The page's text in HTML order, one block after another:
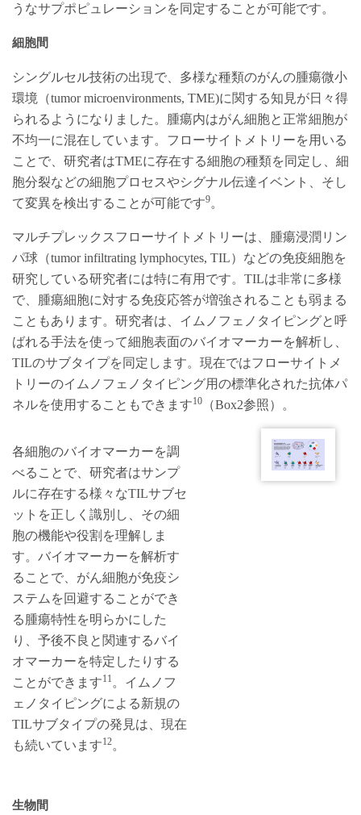
うなサプポピュレーションを同定することが可能です。
細胞間
シングルセル技術の出現で、多様な種類のがんの腫瘍微小
環境（tumor microenvironments, TME)に関する知見が日々得
られるようになりました。腫瘍内はがん細胞と正常細胞が
不均一に混在しています。フローサイトメトリーを用いる
ことで、研究者はTMEに存在する細胞の種類を同定し、細
胞分裂などの細胞プロセスやシグナル伝達イベント、そし
て変異を検出することが可能です9。
マルチプレックスフローサイトメトリーは、腫瘍浸潤リン
パ球（tumor infiltrating lymphocytes, TIL）などの免疫細胞を
研究している研究者には特に有用です。TILは非常に多様
で、腫瘍細胞に対する免疫応答が増強されることも弱まる
こともあります。研究者は、イムノフェノタイピングと呼
ばれる手法を使って細胞表面のバイオマーカーを解析し、
TILのサブタイプを同定します。現在ではフローサイトメ
トリーのイムノフェノタイピング用の標準化された抗体パ
ネルを使用することもできます10 （Box2参照）。
各細胞のバイオマーカーを調
べることで、研究者はサンプ
ルに存在する様々なTILサブセ
ットを正しく識別し、その細
胞の機能や役割を理解しま
す。バイオマーカーを解析す
ることで、がん細胞が免疫シ
ステムを回避することができ
る腫瘍特性を明らかにした
り、予後不良と関連するバイ
オマーカーを特定したりする
ことができます11 。イムノフ
ェノタイピングによる新規の
TILサブタイプの発見は、現在
も続いています12。
生物間